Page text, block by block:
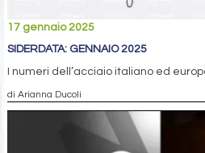
17 gennaio 2025
SIDERDATA: GENNAIO 2025
I numeri dell’acciaio italiano ed
di Arianna Ducoli